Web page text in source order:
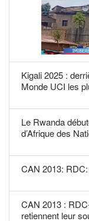
Kigali 2025 :
Monde UCI les
Le Rwanda
d’Afrique des
CAN 2013:
CAN 2013 :
retiennent leur